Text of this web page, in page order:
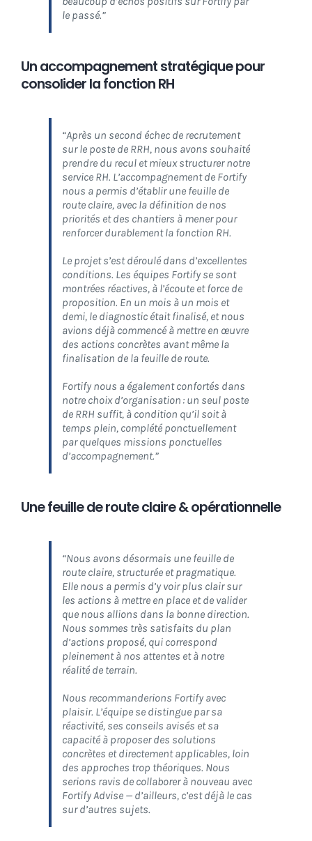
le passé.”
Un accompagnement stratégique pour
consolider la fonction RH
“Après un second échec de recrutement
sur le poste de RRH, nous avons souhaité
prendre du recul et mieux structurer notre
service RH. L’accompagnement de Fortify
nous a permis d’établir une feuille de
route claire, avec la définition de nos
priorités et des chantiers à mener pour
renforcer durablement la fonction RH.
Le projet s’est déroulé dans d’excellentes
conditions. Les équipes Fortify se sont
montrées réactives, à l’écoute et force de
proposition. En un mois à un mois et
demi, le diagnostic était finalisé, et nous
avions déjà commencé à mettre en œuvre
des actions concrètes avant même la
finalisation de la feuille de route.
Fortify nous a également confortés dans
notre choix d’organisation : un seul poste
de RRH suffit, à condition qu’il soit à
temps plein, complété ponctuellement
par quelques missions ponctuelles
d’accompagnement.”
Une feuille de route claire & opérationnelle
“Nous avons désormais une feuille de
route claire, structurée et pragmatique.
Elle nous a permis d’y voir plus clair sur
les actions à mettre en place et de valider
que nous allions dans la bonne direction.
Nous sommes très satisfaits du plan
d’actions proposé, qui correspond
pleinement à nos attentes et à notre
réalité de terrain.
Nous recommanderions Fortify avec
plaisir. L’équipe se distingue par sa
réactivité, ses conseils avisés et sa
capacité à proposer des solutions
concrètes et directement applicables, loin
des approches trop théoriques. Nous
serions ravis de collaborer à nouveau avec
Fortify Advise — d’ailleurs, c’est déjà le cas
sur d’autres sujets.